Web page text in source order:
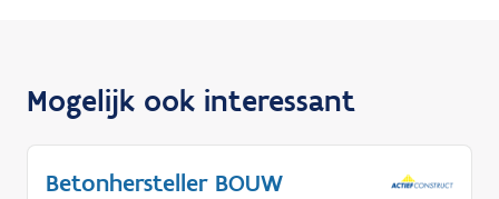
Mogelijk ook interessant
Betonhersteller BOUW